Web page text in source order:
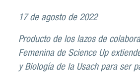
17 de agosto de 2022
Producto de los lazos de
Femenina de Science Up
y Biología de la Usach para ser